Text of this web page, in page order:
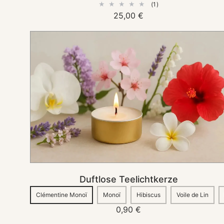
(1)
Normaler
25,00 €
Teelichtkerze
IN DEN KORB
Duftlose Teelichtkerze
Clémentine MonoïSold
out
MonoïSold
out
HibiscusSold
out
Voile de Lin
out
Normaler
0,90 €